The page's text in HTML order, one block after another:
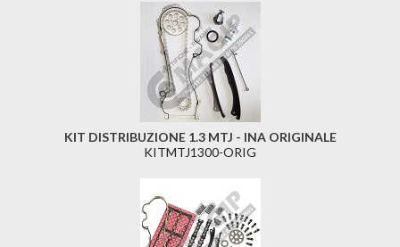
KIT DISTRIBUZIONE 1.3 MTJ - INA ORIGINALE
KITMTJ1300-ORIG